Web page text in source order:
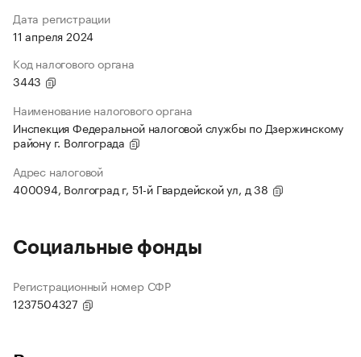
Дата регистрации
11 апреля 2024
Код налогового органа
3443
Наименование налогового органа
Инспекция Федеральной налоговой службы по Дзержинскому
району г. Волгограда
Адрес налоговой
400094, Волгоград г, 51-й Гвардейской ул, д 38
Социальные фонды
Регистрационный номер СФР
1237504327